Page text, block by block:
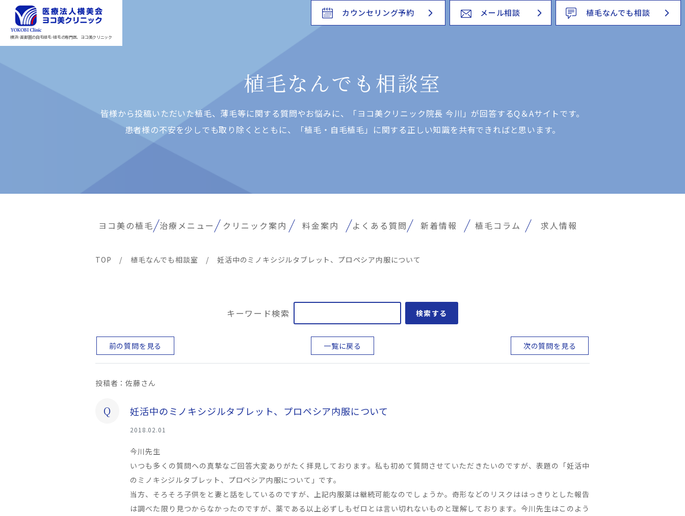
横浜･首都圏の自毛植毛･植毛の専門医、ヨコ美クリニック
カウンセリング予約 メール相談 植毛なんでも相談
植毛なんでも相談室
皆様から投稿いただいた植⽑、薄⽑等に関する質問やお悩みに、「ヨコ美クリニック院⻑ 今川」が回答するQ＆Aサイトです。
患者様の不安を少しでも取り除くとともに、「植⽑・⾃⽑植⽑」に関する正しい知識を共有できればと思います。
ヨコ美の植毛 治療メニュー クリニック案内 料金案内 よくある質問 新着情報 植毛コラム 求人情報
TOP / 植毛なんでも相談室 / 妊活中のミノキシジルタブレット、プロペシア内服について
キーワード検索 検索する
前の質問を見る 一覧に戻る 次の質問を見る
投稿者：佐藤さん
Q 妊活中のミノキシジルタブレット、プロペシア内服について
2018.02.01
今川先生
いつも多くの質問への真摯なご回答大変ありがたく拝見しております。私も初めて質問させていただきたいのですが、表題の「妊活中
のミノキシジルタブレット、プロペシア内服について」です。
当方、そろそろ子供をと妻と話をしているのですが、上記内服薬は継続可能なのでしょうか。奇形などのリスクははっきりとした報告
は調べた限り見つからなかったのですが、薬である以上必ずしもゼロとは言い切れないものと理解しております。今川先生はこのよう